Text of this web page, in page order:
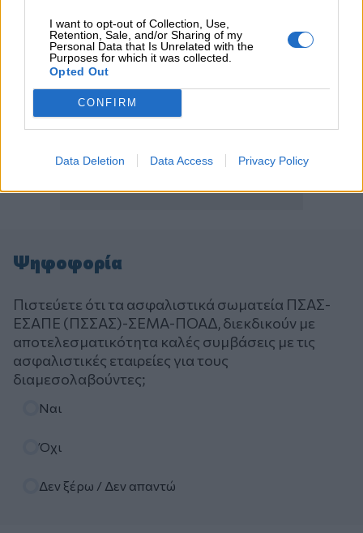
I want to opt-out of Collection, Use,
Retention, Sale, and/or Sharing of my
Personal Data that Is Unrelated with the
Purposes for which it was collected.
Opted Out
CONFIRM
Data Deletion Data Access Privacy Policy
Ψηφοφορία
Πιστεύετε ότι τα ασφαλιστικά σωματεία ΠΣΑΣ-
ΕΣΑΠΕ (ΠΣΣΑΣ)-ΣΕΜΑ-ΠΟΑΔ, διεκδικούν με
αποτελεσματικότητα καλές συμβάσεις με τις
ασφαλιστικές εταιρείες για τους
διαμεσολαβούντες;
Ναι
Όχι
Δεν ξέρω / Δεν απαντώ